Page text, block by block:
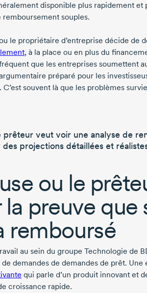
disponible plus rapidement et
souples.
le propriétaire d’entreprise décide de
, à la place ou en plus du
que les entreprises soumettent
préparé pour les
souvent là que les problèmes
prêteur veut voir une analyse de
des projections détaillées et
ou le
preuve que
remboursé
au sein du groupe Technologie de
demandes de demandes de prêt. Une
qui parle d’un produit innovant et
croissance rapide.